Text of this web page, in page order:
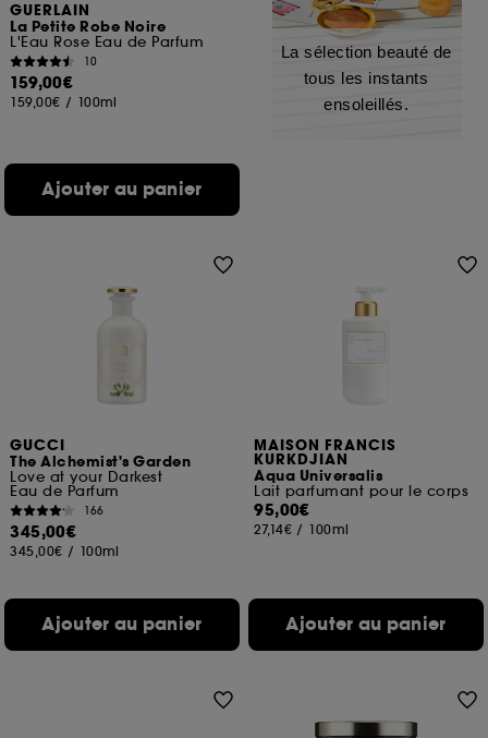
GUERLAIN
La Petite Robe Noire
L'Eau Rose Eau de Parfum
10
159,00€
159,00€ / 100ml
Ajouter au panier
La sélection beauté de
tous les instants
ensoleillés.
GUCCI
The Alchemist's Garden
Love at your Darkest
Eau de Parfum
166
345,00€
345,00€ / 100ml
Ajouter au panier
MAISON FRANCIS
KURKDJIAN
Aqua Universalis
Lait parfumant pour le corps
95,00€
27,14€ / 100ml
Ajouter au panier